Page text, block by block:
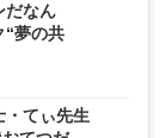
だなん
“夢の共
・てぃ先生